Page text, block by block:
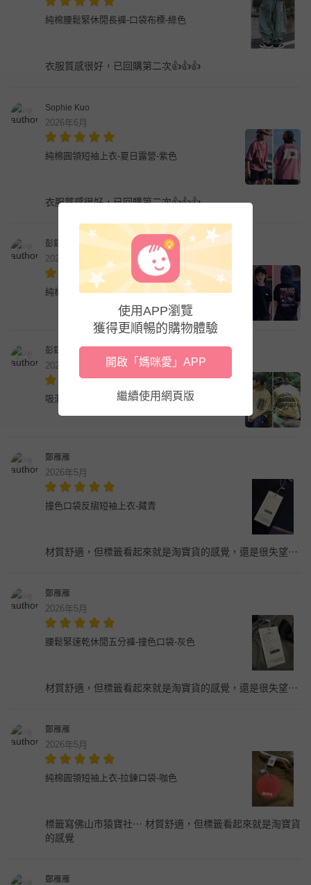
純棉腰鬆緊休閒長褲-口袋布標-綠色
衣服質感很好，已回購第二次👍👍👍
Sophie Kuo
2026年6月
純棉圓領短袖上衣-夏日露營-紫色
衣服質感很好，已回購第二次👍👍👍
彭鈺淇
2026年5月
純棉圓領短袖上衣-露營印花-藏青
彭鈺淇
2026年5月
吸濕快乾圓領短袖上衣-前口袋後印花-黃色
鄭雁雁
2026年5月
撞色口袋反摺短袖上衣-藏青
材質舒適，但標籤看起來就是淘寶貨的感覺，還是很失望⋯
鄭雁雁
2026年5月
腰鬆緊速乾休閒五分褲-撞色口袋-灰色
材質舒適，但標籤看起來就是淘寶貨的感覺，還是很失望⋯
鄭雁雁
2026年5月
純棉圓領短袖上衣-拉鍊口袋-咖色
標籤寫佛山市猿寶社⋯ 材質舒適，但標籤看起來就是淘寶貨
的感覺
鄭雁雁
使用APP瀏覽
獲得更順暢的購物體驗
開啟「媽咪愛」APP
繼續使用網頁版